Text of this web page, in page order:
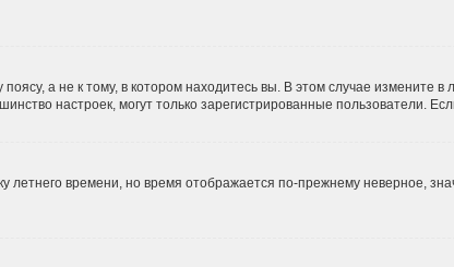
а не к тому, в котором находитесь вы. В этом случае измените
настроек, могут только зарегистрированные пользователи.
летнего времени, но время отображается по-прежнему неверное,